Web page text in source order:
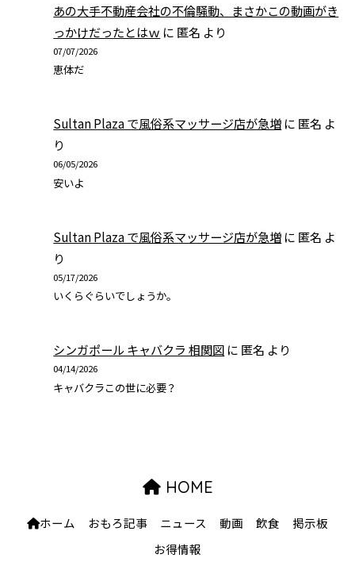
あの大手不動産会社の不倫騒動、まさかこの動画がき
っかけだったとはｗ に 匿名 より
07/07/2026
恵体だ
Sultan Plaza で風俗系マッサージ店が急増 に 匿名 よ
り
06/05/2026
安いよ
Sultan Plaza で風俗系マッサージ店が急増 に 匿名 よ
り
05/17/2026
いくらぐらいでしょうか。
シンガポール キャバクラ 相関図 に 匿名 より
04/14/2026
キャバクラこの世に必要？
HOME
ホーム おもろ記事 ニュース 動画 飲食
掲示板
お得情報